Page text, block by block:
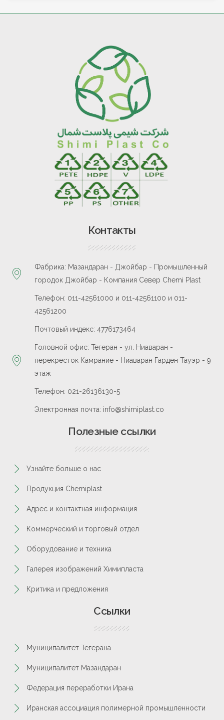
Контакты
Фабрика: Мазандаран - Джойбар - Промышленный
городок Джойбар - Компания Север Chemi Plast
Телефон: 011-42561000 и 011-42561100 и 011-
42561200
Почтовый индекс: 4776173464
Головной офис: Тегеран - ул. Ниаваран -
перекресток Камрание - Ниаваран Гарден Тауэр - 9
этаж
Телефон: 021-26136130-5
Электронная почта: info@shimiplast.co
Полезные ссылки
Узнайте больше о нас
Продукция Chemiplast
Адрес и контактная информация
Коммерческий и торговый отдел
Оборудование и техника
Галерея изображений Химипласта
Критика и предложения
Ссылки
Муниципалитет Тегерана
Муниципалитет Мазандаран
Федерация переработки Ирана
Иранская ассоциация полимерной промышленности